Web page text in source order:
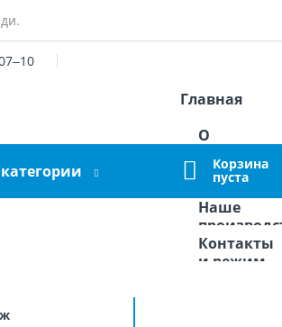
Зарегистрируйтесь
Главная
О
Оплата и
доставка
Наше
Контакты
и режим
Корзина
пуста